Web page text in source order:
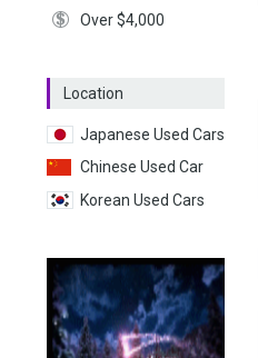
Over $4,000
Location
Japanese Used Cars
Chinese Used Car
Korean Used Cars